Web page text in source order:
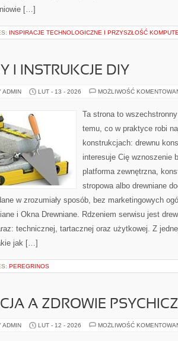
[…]
INSPIRACJE TECHNOLOGICZNE I PRZYSZŁOŚĆ
I INSTRUKCJE DIY
ADMIN LUT - 13 - 2026 MOŻLIWOŚĆ
Ta strona to
temu, co w praktyce robi
konstrukcjach: drewnu
interesuje Cię wznoszenie
platforma zewnętrzna,
stropowa albo drewniane
w zrozumiały sposób, bez marketingowych
i Okna Drewniane. Rdzeniem serwisu jest
technicznej, tartacznej oraz użytkowej. Z
jak […]
PEREGRINOS
A ZDROWIE
ADMIN LUT - 12 - 2026 MOŻLIWOŚĆ